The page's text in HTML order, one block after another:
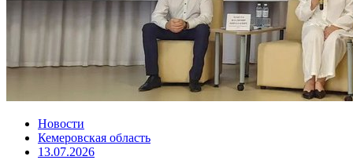
Новости
Кемеровская область
13.07.2026